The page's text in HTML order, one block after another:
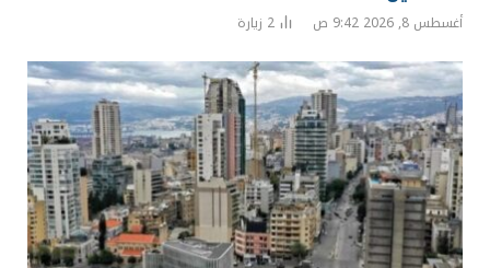
أغسطس 8, 2026 9:42 ص 2 زيارة